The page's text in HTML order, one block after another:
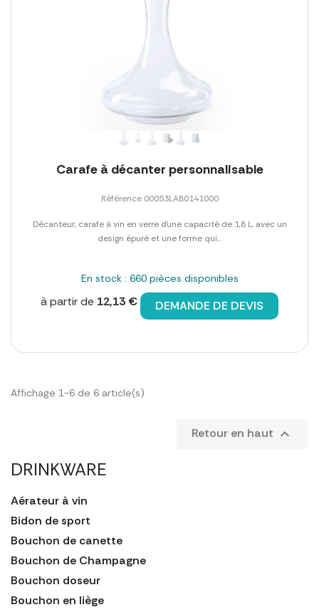
DRINKWARE
Aérateur à vin
Bidon de sport
Bouchon de canette
Bouchon de Champagne
Bouchon doseur
Bouchon en liège
Carafe à décanter personnalisable
Référence 00053LAB0141000
Décanteur, carafe à vin en verre d´une capacité de 1,8 L, avec un
design épuré et une forme qui...
En stock : 660 pièces disponibles
à partir de 12,13 € DEMANDE DE DEVIS
Affichage 1-6 de 6 article(s)
Retour en haut 